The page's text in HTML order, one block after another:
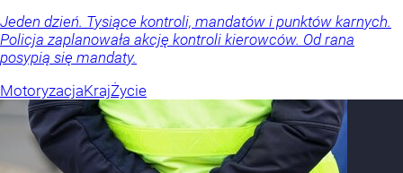
Jeden dzień. Tysiące kontroli, mandatów i punktów karnych.
Policja zaplanowała akcję kontroli kierowców. Od rana
posypią się mandaty.
MotoryzacjaKrajŻycie